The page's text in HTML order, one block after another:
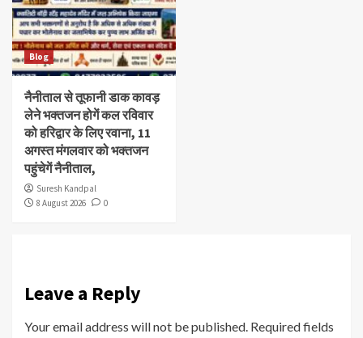
Blog
नैनीताल से तूफानी डाक कावड़
लेने भक्तजन होगें कल रविवार
को हरिद्वार के लिए रवाना, 11
अगस्त मंगलवार को भक्तजन
पहुंचेगें नैनीताल,
Suresh Kandpal
8 August 2026
0
Leave a Reply
Your email address will not be published. Required fields